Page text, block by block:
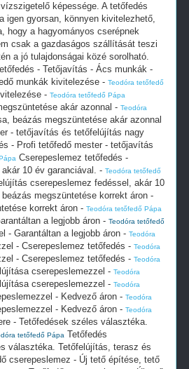
képessége. A tetőfedés
igen gyorsan, könnyen kivitelezhető,
hogy a hagyományos cserépnek
csak a gazdaságos szállítását teszi
a jó tulajdonságai közé sorolható.
- Tetőjavítás - Ács munkák -
munkák kivitelezése - Teodóra tetőfedő
- Teodóra tetőfedő Pápa
akár azonnal - Teodóra
beázás megszüntetése akár azonnal
- tetőjavítás és tetőfelújítás nagy
- Profi tetőfedő mester - tetőjavítás
Cserepeslemez tetőfedés -
10 év garanciával. - Teodóra tetőfedő
cserepeslemez fedéssel, akár 10
megszüntetése korrekt áron -
korrekt áron - Teodóra tetőfedő Pápa
a legjobb áron - Teodóra tetőfedő
- Garantáltan a legjobb áron - Teodóra
- Cserepeslemez tetőfedés - Teodóra
- Cserepeslemez tetőfedés - Teodóra
cserepeslemezzel - Teodóra
cserepeslemezzel - Teodóra
- Kedvező áron - Teodóra
- Kedvező áron - Teodóra
- Tetőfedések széles választéka.
tetőfedő Pápa Tetőfedés
választéka. Tetőfelújítás, terasz és
cserepeslemez - Új tető építése, tető